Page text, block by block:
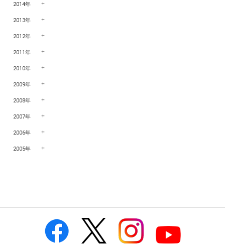
2014年
2013年
2012年
2011年
2010年
2009年
2008年
2007年
2006年
2005年